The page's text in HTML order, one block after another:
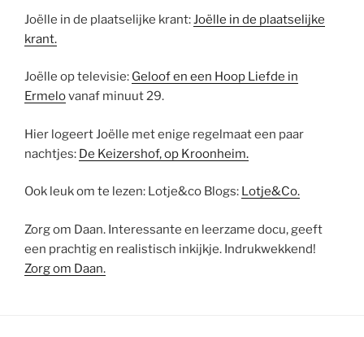
Joëlle in de plaatselijke krant: Joëlle in de plaatselijke
krant.
Joëlle op televisie: Geloof en een Hoop Liefde in
Ermelovanaf minuut 29.
Hier logeert Joëlle met enige regelmaat een paar
nachtjes: De Keizershof, op Kroonheim.
Ook leuk om te lezen: Lotje&co Blogs: Lotje&Co.
Zorg om Daan. Interessante en leerzame docu, geeft
een prachtig en realistisch inkijkje. Indrukwekkend!
Zorg om Daan.